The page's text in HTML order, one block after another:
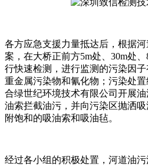
各方应急支援力量抵达后，根据
案，在大桥正前方5m处、30m处
行快速检测，进行监测的污染因子
重金属污染物和氰化物；污染处
合绿世纪环境技术有限公司开展
油索拦截油污，并向污染区抛洒
附饱和的吸油索和吸油毡。
经过各小组的积极处置，河道油